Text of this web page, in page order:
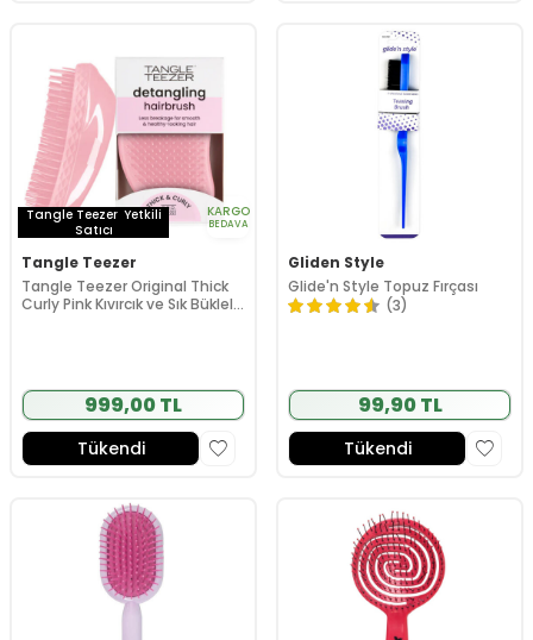
Tangle Teezer Yetkili
Satıcı
KARGO
BEDAVA
Tangle Teezer
Tangle Teezer Original Thick
Curly Pink Kıvırcık ve Sık Bükleli
999,00 TL
Tükendi
Gliden Style
Glide'n Style Topuz Fırçası
(3)
99,90 TL
Tükendi